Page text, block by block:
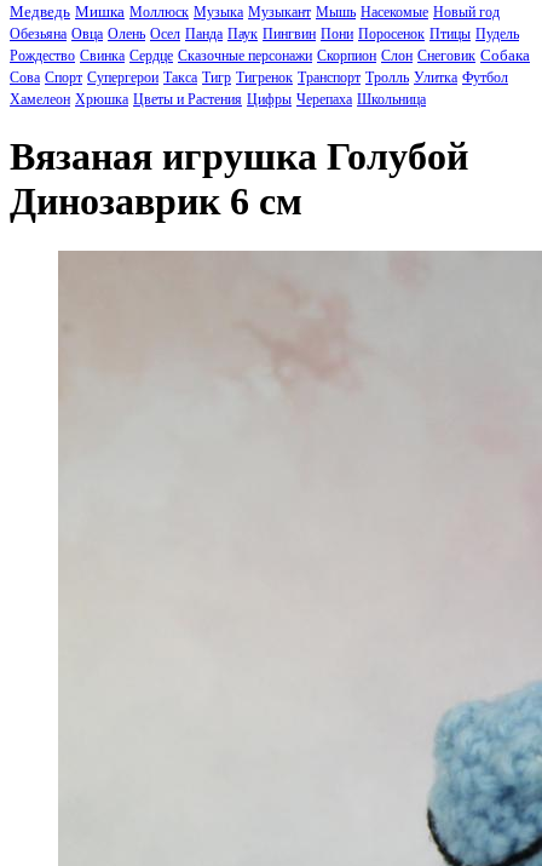
Медведь Мишка Моллюск Музыка Музыкант Мышь Насекомые Новый год
Обезьяна Овца Олень Осел Панда Паук Пингвин Пони Поросенок Птицы Пудель
Рождество Свинка Сердце Сказочные персонажи Скорпион Слон Снеговик Собака
Сова Спорт Супергерои Такса Тигр Тигренок Транспорт Тролль Улитка Футбол
Хамелеон Хрюшка Цветы и Растения Цифры Черепаха Школьница
Вязаная игрушка Голубой
Динозаврик 6 см